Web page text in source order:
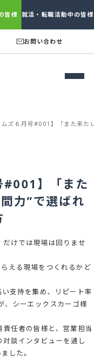
皆様 就活・転職活動中の皆様
お問い合わせ
ムズ６月号#001】「また来
#001】「また
力”で選ばれ
けでは現場は回りませ
える現場をつくれるかど
支持を集め、リピート率
、シーエックスカーゴ様
任者の皆様と、営業担当
談インタビューを通し
した。